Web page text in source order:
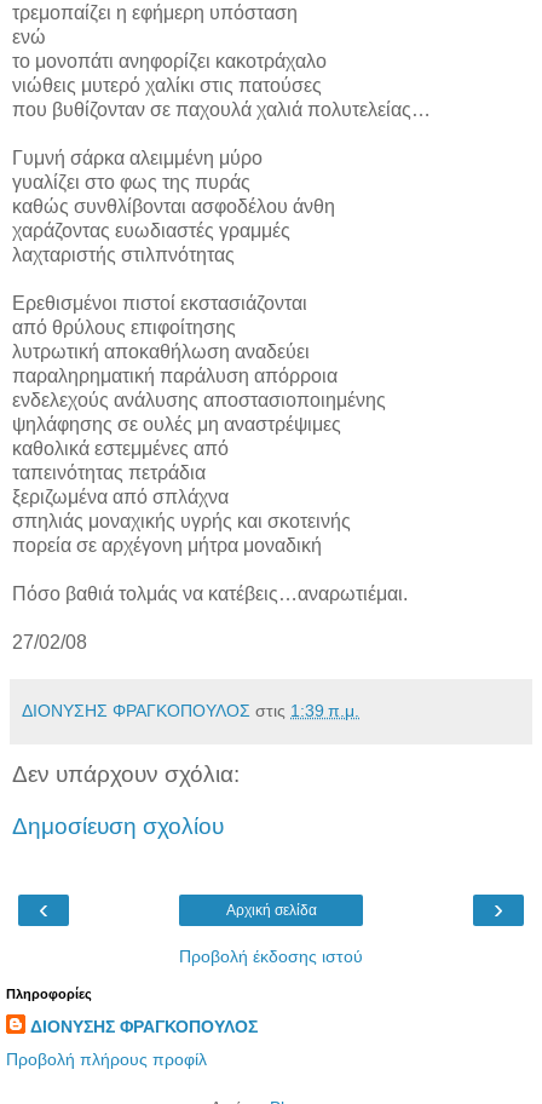
τρεμοπαίζει η εφήμερη υπόσταση
ενώ
το μονοπάτι ανηφορίζει κακοτράχαλο
νιώθεις μυτερό χαλίκι στις πατούσες
που βυθίζονταν σε παχουλά χαλιά πολυτελείας…
Γυμνή σάρκα αλειμμένη μύρο
γυαλίζει στο φως της πυράς
καθώς συνθλίβονται ασφοδέλου άνθη
χαράζοντας ευωδιαστές γραμμές
λαχταριστής στιλπνότητας
Ερεθισμένοι πιστοί εκστασιάζονται
από θρύλους επιφοίτησης
λυτρωτική αποκαθήλωση αναδεύει
παραληρηματική παράλυση απόρροια
ενδελεχούς ανάλυσης αποστασιοποιημένης
ψηλάφησης σε ουλές μη αναστρέψιμες
καθολικά εστεμμένες από
ταπεινότητας πετράδια
ξεριζωμένα από σπλάχνα
σπηλιάς μοναχικής υγρής και σκοτεινής
πορεία σε αρχέγονη μήτρα μοναδική
Πόσο βαθιά τολμάς να κατέβεις…αναρωτιέμαι.
27/02/08
ΔΙΟΝΥΣΗΣ ΦΡΑΓΚΟΠΟΥΛΟΣ στις 1:39 π.μ.
Δεν υπάρχουν σχόλια:
Δημοσίευση σχολίου
‹ ›
Αρχική σελίδα
Προβολή έκδοσης ιστού
Πληροφορίες
ΔΙΟΝΥΣΗΣ ΦΡΑΓΚΟΠΟΥΛΟΣ
Προβολή πλήρους προφίλ